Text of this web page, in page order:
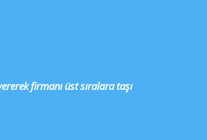
firmanı üst sıralara taşı